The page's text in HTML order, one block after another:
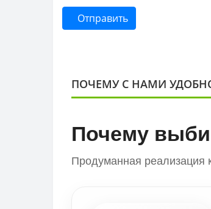
Отправить
ПОЧЕМУ С НАМИ
Почему
Продуманная реализация